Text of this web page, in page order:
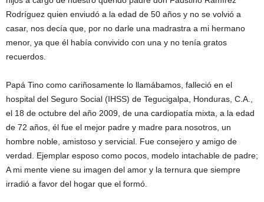
Rodríguez quien enviudó a la edad de 50 años y no se volvió a
casar, nos decía que, por no darle una madrastra a mi hermano
menor, ya que él había convivido con una y no tenía gratos
recuerdos.
Papá Tino como cariñosamente lo llamábamos, falleció en el
hospital del Seguro Social (IHSS) de Tegucigalpa, Honduras, C.A.,
el 18 de octubre del año 2009, de una cardiopatía mixta, a la edad
de 72 años, él fue el mejor padre y madre para nosotros, un
hombre noble, amistoso y servicial. Fue consejero y amigo de
verdad. Ejemplar esposo como pocos, modelo intachable de padre;
A mi mente viene su imagen del amor y la ternura que siempre
irradió a favor del hogar que el formó.